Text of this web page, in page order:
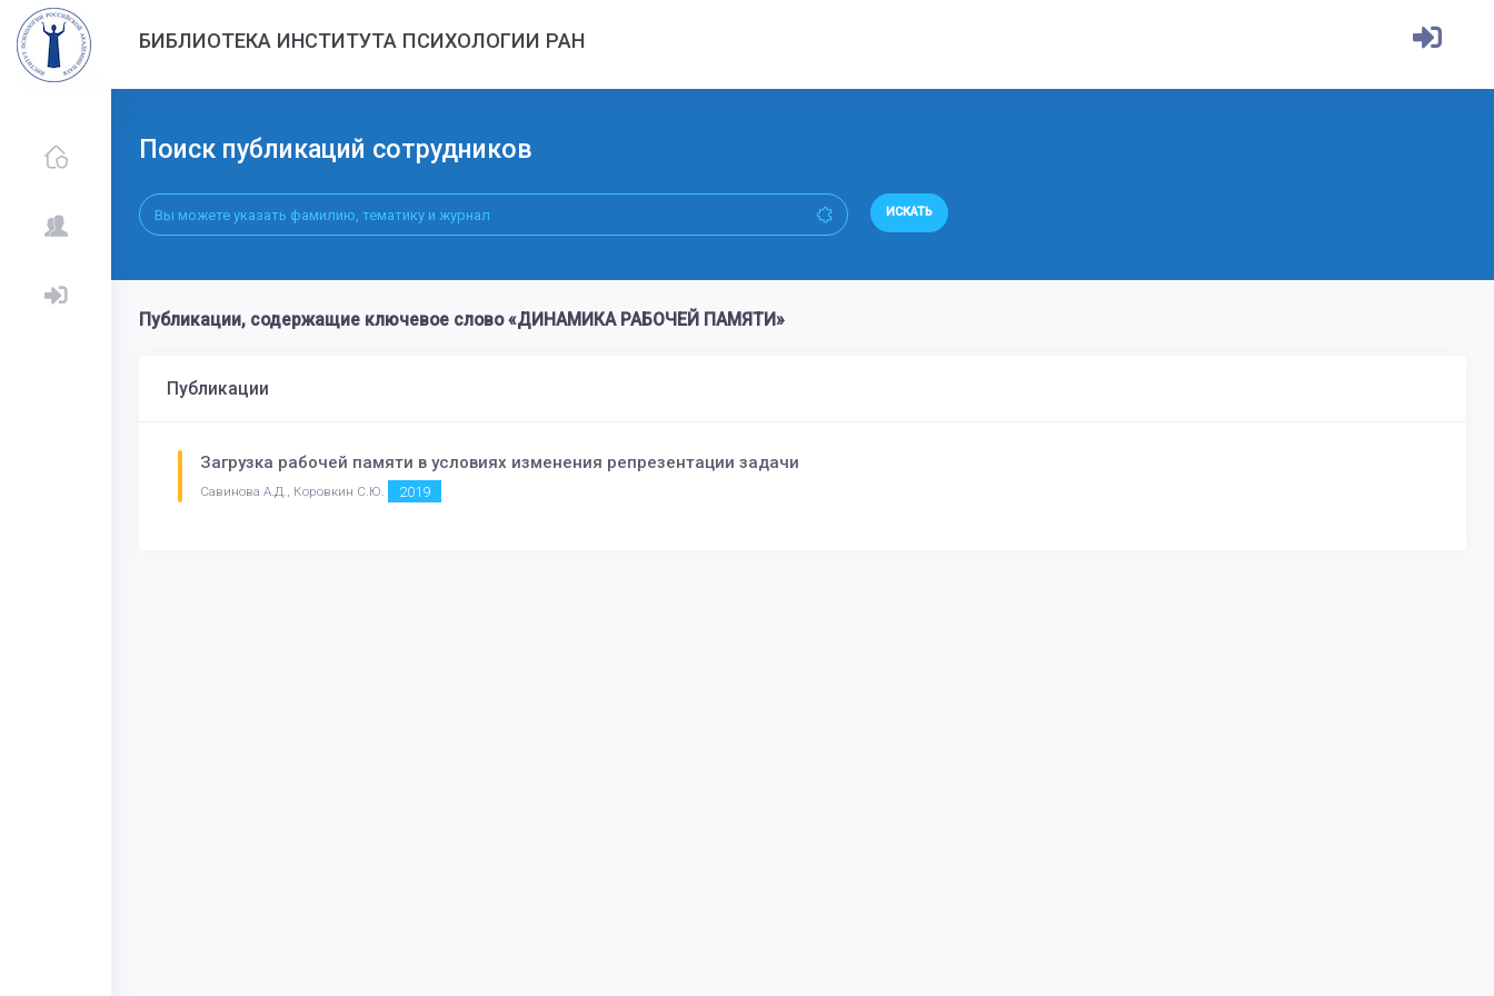
БИБЛИОТЕКА ИНСТИТУТА ПСИХОЛОГИИ РАН
Поиск публикаций сотрудников
ИСКАТЬ
Публикации, содержащие ключевое слово «ДИНАМИКА РАБОЧЕЙ ПАМЯТИ»
Публикации
Загрузка рабочей памяти в условиях изменения репрезентации задачи
Савинова А.Д., Коровкин С.Ю. 2019